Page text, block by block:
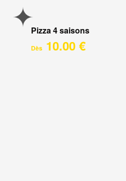
Pizza 4 saisons
Dès 10.00 €